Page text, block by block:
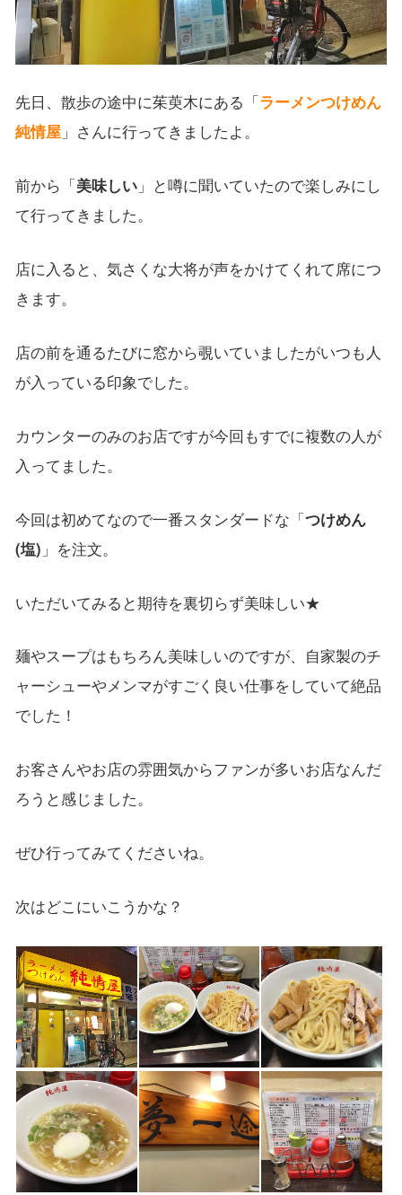
先日、散歩の途中に茱萸木にある「ラーメンつけめん
純情屋」さんに行ってきましたよ。
前から「美味しい」と噂に聞いていたので楽しみにし
て行ってきました。
店に入ると、気さくな大将が声をかけてくれて席につ
きます。
店の前を通るたびに窓から覗いていましたがいつも人
が入っている印象でした。
カウンターのみのお店ですが今回もすでに複数の人が
入ってました。
今回は初めてなので一番スタンダードな「つけめん
(塩) 」を注文。
いただいてみると期待を裏切らず美味しい★
麺やスープはもちろん美味しいのですが、自家製のチ
ャーシューやメンマがすごく良い仕事をしていて絶品
でした！
お客さんやお店の雰囲気からファンが多いお店なんだ
ろうと感じました。
ぜひ行ってみてくださいね。
次はどこにいこうかな？